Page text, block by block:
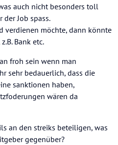
auch nicht besonders toll
Job spass.
verdienen möchte, dann könnte
Bank etc.
froh sein wenn man
sehr bedauerlich, dass die
sanktionen haben,
wären da
an den streiks beteiligen, was
gegenüber?